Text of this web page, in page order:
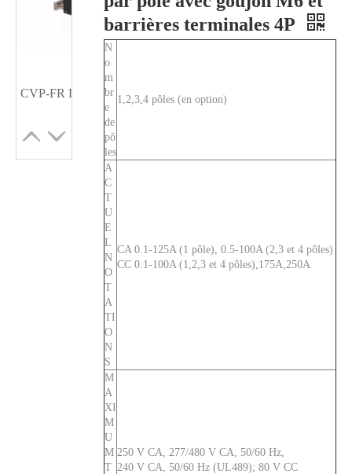
CVP-FR Disjoncteur magnétique hydraulique Actionneur à longue poignée par pôle avec balle et interrupteur auxiliaire 4P
barrières terminales 4P
N
o
m
br
e
de
pô
les
1,2,3,4 pôles (en option)
A
C
T
U
E
L
N
O
T
A
TI
O
N
S
CA 0.1-125A (1 pôle), 0.5-100A (2,3 et 4 pôles)
CC 0.1-100A (1,2,3 et 4 pôles),175A,250A
M
A
XI
M
U
M
T
250 V CA, 277/480 V CA, 50/60 Hz,
240 V CA, 50/60 Hz (UL489); 80 V CC